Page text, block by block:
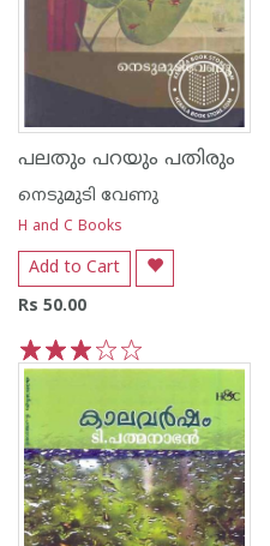
പലതും പറയും പതിരും
നെടുമുടി വേണു
H and C Books
Add to Cart
Rs 50.00
5
4
3
2
1